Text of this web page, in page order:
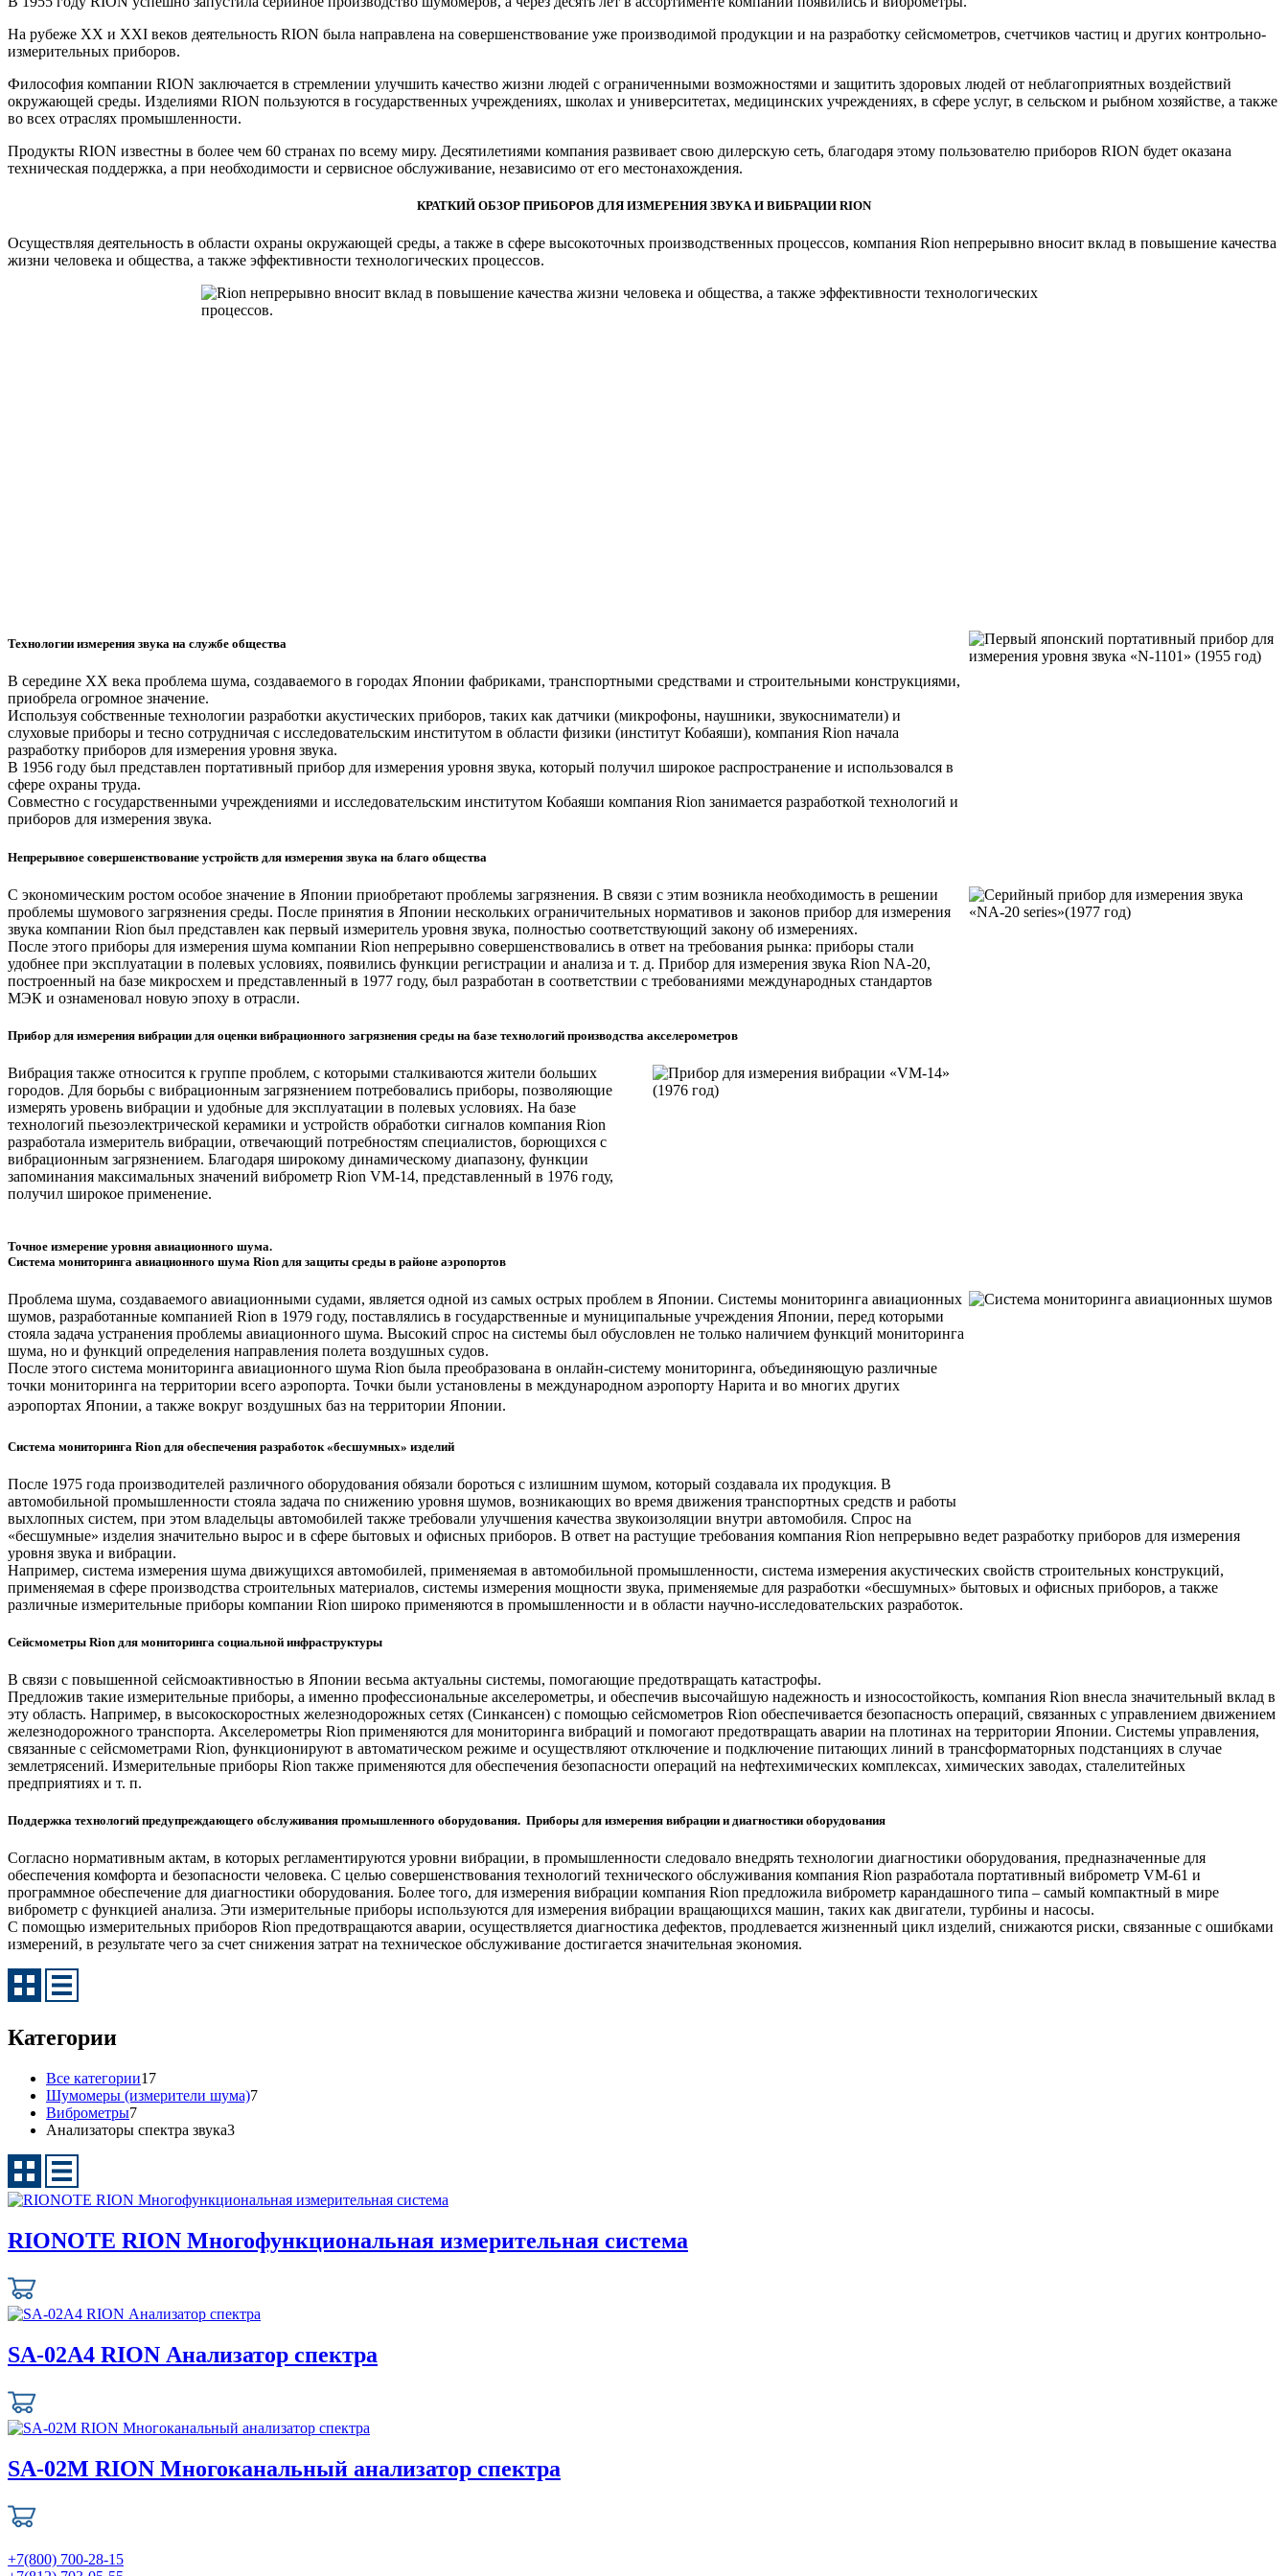
На рубеже XX и XXI веков деятельность RION была направлена на совершенствование уже производимой продукции и на разработку сейсмометров, счетчиков частиц и других контрольно-
измерительных приборов.
Философия компании RION заключается в стремлении улучшить качество жизни людей с ограниченными возможностями и защитить здоровых людей от неблагоприятных воздействий
окружающей среды. Изделиями RION пользуются в государственных учреждениях, школах и университетах, медицинских учреждениях, в сфере услуг, в сельском и рыбном хозяйстве, а также
во всех отраслях промышленности.
Продукты RION известны в более чем 60 странах по всему миру. Десятилетиями компания развивает свою дилерскую сеть, благодаря этому пользователю приборов RION будет оказана
техническая поддержка, а при необходимости и сервисное обслуживание, независимо от его местонахождения.
КРАТКИЙ ОБЗОР ПРИБОРОВ ДЛЯ ИЗМЕРЕНИЯ ЗВУКА И ВИБРАЦИИ RION
Осуществляя деятельность в области охраны окружающей среды, а также в сфере высокоточных производственных процессов, компания Rion непрерывно вносит вклад в повышение качества
жизни человека и общества, а также эффективности технологических процессов.
Технологии измерения звука на службе общества
В середине ХХ века проблема шума, создаваемого в городах Японии фабриками, транспортными средствами и строительными конструкциями,
приобрела огромное значение.
Используя собственные технологии разработки акустических приборов, таких как датчики (микрофоны, наушники, звукосниматели) и
слуховые приборы и тесно сотрудничая с исследовательским институтом в области физики (институт Кобаяши), компания Rion начала
разработку приборов для измерения уровня звука.
В 1956 году был представлен портативный прибор для измерения уровня звука, который получил широкое распространение и использовался в
сфере охраны труда.
Совместно с государственными учреждениями и исследовательским институтом Кобаяши компания Rion занимается разработкой технологий и
приборов для измерения звука.
Непрерывное совершенствование устройств для измерения звука на благо общества
С экономическим ростом особое значение в Японии приобретают проблемы загрязнения. В связи с этим возникла необходимость в решении
проблемы шумового загрязнения среды. После принятия в Японии нескольких ограничительных нормативов и законов прибор для измерения
звука компании Rion был представлен как первый измеритель уровня звука, полностью соответствующий закону об измерениях.
После этого приборы для измерения шума компании Rion непрерывно совершенствовались в ответ на требования рынка: приборы стали
удобнее при эксплуатации в полевых условиях, появились функции регистрации и анализа и т. д. Прибор для измерения звука Rion NA-20,
построенный на базе микросхем и представленный в 1977 году, был разработан в соответствии с требованиями международных стандартов
МЭК и ознаменовал новую эпоху в отрасли.
Прибор для измерения вибрации для оценки вибрационного загрязнения среды на базе технологий производства акселерометров
Вибрация также относится к группе проблем, с которыми сталкиваются жители больших
городов. Для борьбы с вибрационным загрязнением потребовались приборы, позволяющие
измерять уровень вибрации и удобные для эксплуатации в полевых условиях. На базе
технологий пьезоэлектрической керамики и устройств обработки сигналов компания Rion
разработала измеритель вибрации, отвечающий потребностям специалистов, борющихся с
вибрационным загрязнением. Благодаря широкому динамическому диапазону, функции
запоминания максимальных значений виброметр Rion VM-14, представленный в 1976 году,
получил широкое применение.
Точное измерение уровня авиационного шума.
Система мониторинга авиационного шума Rion для защиты среды в районе аэропортов
Проблема шума, создаваемого авиационными судами, является одной из самых острых проблем в Японии. Системы мониторинга авиационных
шумов, разработанные компанией Rion в 1979 году, поставлялись в государственные и муниципальные учреждения Японии, перед которыми
стояла задача устранения проблемы авиационного шума. Высокий спрос на системы был обусловлен не только наличием функций мониторинга
шума, но и функций определения направления полета воздушных судов.
После этого система мониторинга авиационного шума Rion была преобразована в онлайн-систему мониторинга, объединяющую различные
точки мониторинга на территории всего аэропорта. Точки были установлены в международном аэропорту Нарита и во многих других
аэропортах Японии, а также вокруг воздушных баз на территории Японии.
Система мониторинга Rion для обеспечения разработок «бесшумных» изделий
После 1975 года производителей различного оборудования обязали бороться с излишним шумом, который создавала их продукция. В
автомобильной промышленности стояла задача по снижению уровня шумов, возникающих во время движения транспортных средств и работы
выхлопных систем, при этом владельцы автомобилей также требовали улучшения качества звукоизоляции внутри автомобиля. Спрос на
«бесшумные» изделия значительно вырос и в сфере бытовых и офисных приборов. В ответ на растущие требования компания Rion непрерывно ведет разработку приборов для измерения
уровня звука и вибрации.
Например, система измерения шума движущихся автомобилей, применяемая в автомобильной промышленности, система измерения акустических свойств строительных конструкций,
применяемая в сфере производства строительных материалов, системы измерения мощности звука, применяемые для разработки «бесшумных» бытовых и офисных приборов, а также
различные измерительные приборы компании Rion широко применяются в промышленности и в области научно-исследовательских разработок.
Сейсмометры Rion для мониторинга социальной инфраструктуры
В связи с повышенной сейсмоактивностью в Японии весьма актуальны системы, помогающие предотвращать катастрофы.
Предложив такие измерительные приборы, а именно профессиональные акселерометры, и обеспечив высочайшую надежность и износостойкость, компания Rion внесла значительный вклад в
эту область. Например, в высокоскоростных железнодорожных сетях (Синкансен) с помощью сейсмометров Rion обеспечивается безопасность операций, связанных с управлением движением
железнодорожного транспорта. Акселерометры Rion применяются для мониторинга вибраций и помогают предотвращать аварии на плотинах на территории Японии. Системы управления,
связанные с сейсмометрами Rion, функционируют в автоматическом режиме и осуществляют отключение и подключение питающих линий в трансформаторных подстанциях в случае
землетрясений. Измерительные приборы Rion также применяются для обеспечения безопасности операций на нефтехимических комплексах, химических заводах, сталелитейных
предприятиях и т. п.
Поддержка технологий предупреждающего обслуживания промышленного оборудования. Приборы для измерения вибрации и диагностики оборудования
Согласно нормативным актам, в которых регламентируются уровни вибрации, в промышленности следовало внедрять технологии диагностики оборудования, предназначенные для
обеспечения комфорта и безопасности человека. С целью совершенствования технологий технического обслуживания компания Rion разработала портативный виброметр VM-61 и
программное обеспечение для диагностики оборудования. Более того, для измерения вибрации компания Rion предложила виброметр карандашного типа – самый компактный в мире
виброметр с функцией анализа. Эти измерительные приборы используются для измерения вибрации вращающихся машин, таких как двигатели, турбины и насосы.
С помощью измерительных приборов Rion предотвращаются аварии, осуществляется диагностика дефектов, продлевается жизненный цикл изделий, снижаются риски, связанные с ошибками
измерений, в результате чего за счет снижения затрат на техническое обслуживание достигается значительная экономия.
Категории
Все категории17
Шумомеры (измерители шума)7
Виброметры7
Анализаторы спектра звука3
RIONOTE RION Многофункциональная измерительная система
SA-02A4 RION Анализатор спектра
SA-02M RION Многоканальный анализатор спектра
+7(800) 700-28-15